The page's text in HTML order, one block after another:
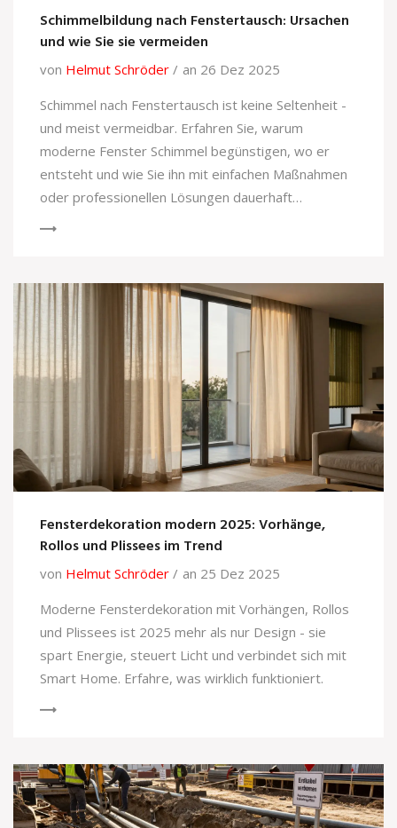
Schimmelbildung nach Fenstertausch: Ursachen
und wie Sie sie vermeiden
von Helmut Schröder
an 26 Dez 2025
Schimmel nach Fenstertausch ist keine Seltenheit -
und meist vermeidbar. Erfahren Sie, warum
moderne Fenster Schimmel begünstigen, wo er
entsteht und wie Sie ihn mit einfachen Maßnahmen
oder professionellen Lösungen dauerhaft
Fensterdekoration modern 2025: Vorhänge,
Rollos und Plissees im Trend
von Helmut Schröder
an 25 Dez 2025
Moderne Fensterdekoration mit Vorhängen, Rollos
und Plissees ist 2025 mehr als nur Design - sie
spart Energie, steuert Licht und verbindet sich mit
Smart Home. Erfahre, was wirklich funktioniert.